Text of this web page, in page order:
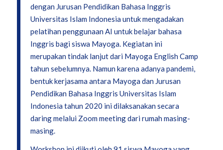
dengan Jurusan Pendidikan Bahasa Inggris
Universitas Islam Indonesia untuk mengadakan
pelatihan penggunaan AI untuk belajar bahasa
Inggris bagi siswa Mayoga. Kegiatan ini
merupakan tindak lanjut dari Mayoga English Camp
tahun sebelumnya. Namun karena adanya pandemi,
bentuk kerjasama antara Mayoga dan Jurusan
Pendidikan Bahasa Inggris Universitas Islam
Indonesia tahun 2020 ini dilaksanakan secara
daring melalui Zoom meeting dari rumah masing-
masing.